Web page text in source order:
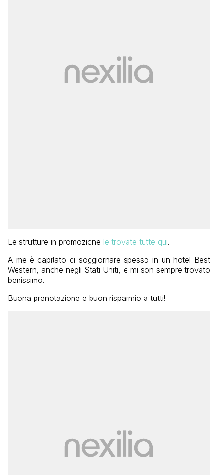
Le strutture in promozione le trovate tutte qui.
A me è capitato di soggiornare spesso in un hotel Best
Western, anche negli Stati Uniti, e mi son sempre trovato
benissimo.
Buona prenotazione e buon risparmio a tutti!